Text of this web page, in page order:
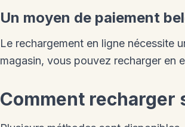
Un moyen de paiement
Le rechargement en ligne nécessite
magasin, vous pouvez recharger en
Comment recharger